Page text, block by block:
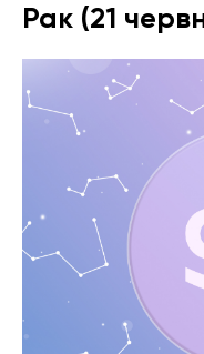
Рак (21